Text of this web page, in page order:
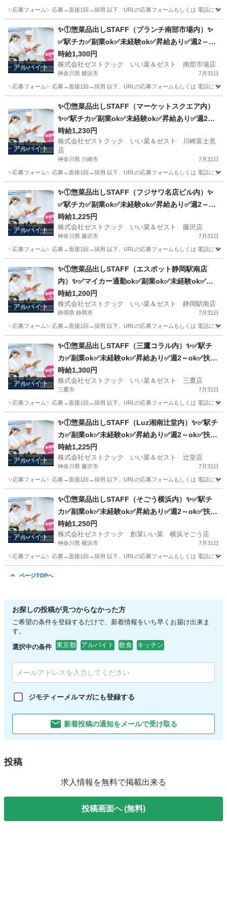
✨応募フォーム✨ 応募→面接1回→採用 以下、URLの応募フォームもしくは 電話にて
キッチン
アルバイト
✨①惣菜品出しSTAFF（ブランチ南部市場内）✨
✅駅チカ✅副業ok✅未経験ok✅昇給あり✅週2～ok
✅扶養内ok
時給1,300円
株式会社ゼストクック いい菜＆ゼスト 南部市場店
神奈川県 横浜市 7月31日
✨応募フォーム✨ 応募→面接1回→採用 以下、URLの応募フォームもしくは 電話にて
キッチン
アルバイト
✨①惣菜品出しSTAFF（マーケットスクエア内）
✨✅駅チカ✅副業ok✅未経験ok✅昇給あり✅週2～
ok✅扶養内ok
時給1,230円
株式会社ゼストクック いい菜＆ゼスト 川崎富士見
店
神奈川県 川崎市 7月31日
✨応募フォーム✨ 応募→面接1回→採用 以下、URLの応募フォームもしくは 電話にて
キッチン
アルバイト
✨①惣菜品出しSTAFF（フジサワ名店ビル内）✨
✅駅チカ✅副業ok✅未経験ok✅昇給あり✅週2～ok
✅扶養内ok
時給1,225円
株式会社ゼストクック いい菜＆ゼスト 藤沢店
神奈川県 藤沢市 7月31日
✨応募フォーム✨ 応募→面接1回→採用 以下、URLの応募フォームもしくは 電話にて
キッチン
アルバイト
✨①惣菜品出しSTAFF（エスポット静岡駅南店
内）✨✅マイカー通勤ok✅副業ok✅未経験ok✅扶
養内ok✅週2～ok
時給1,200円
株式会社ゼストクック いい菜＆ゼスト 静岡駅南店
静岡県 静岡市 7月31日
✨応募フォーム✨ 応募→面接1回→採用 以下、URLの応募フォームもしくは 電話にて
キッチン スタッフ
アルバイト
✨①惣菜品出しSTAFF（三鷹コラル内）✨✅駅チ
カ✅副業ok✅未経験ok✅昇給あり✅週2～ok✅扶養
内ok
時給1,300円
株式会社ゼストクック いい菜＆ゼスト 三鷹店
三鷹市 7月31日
✨応募フォーム✨ 応募→面接1回→採用 以下、URLの応募フォームもしくは 電話にて
キッチン スタッフ
アルバイト
✨①惣菜品出しSTAFF（Luz湘南辻堂内）✨✅駅チ
カ✅副業ok✅未経験ok✅昇給あり✅週2～ok✅扶養
内ok
時給1,225円
株式会社ゼストクック いい菜＆ゼスト 辻堂店
神奈川県 藤沢市 7月31日
✨応募フォーム✨ 応募→面接1回→採用 以下、URLの応募フォームもしくは 電話にて
キッチン
アルバイト
✨①惣菜品出しSTAFF（そごう横浜内）✨✅駅チ
カ✅副業ok✅未経験ok✅昇給あり✅週2～ok✅扶養
内ok
時給1,250円
株式会社ゼストクック 創菜いい菜 横浜そごう店
神奈川県 横浜市 7月31日
✨応募フォーム✨ 応募→面接1回→採用 以下、URLの応募フォームもしくは 電話にて
ページTOPへ
お探しの投稿が見つからなかった方
ご希望の条件を登録するだけで、新着情報をいち早くお届け出来ま
す。
選択中の条件 東京都 アルバイト 飲食 キッチン
ジモティーメルマガにも登録する
新着投稿の通知をメールで受け取る
投稿
求人情報を無料で掲載出来る
投稿画面へ (無料)